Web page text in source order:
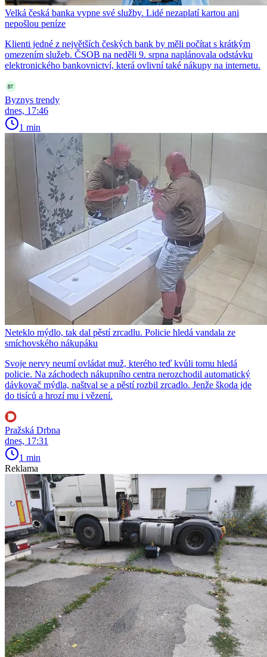
Velká česká banka vypne své služby. Lidé nezaplatí kartou ani
nepošlou peníze
Klienti jedné z největších českých bank by měli počítat s krátkým
omezením služeb. ČSOB na neděli 9. srpna naplánovala odstávku
elektronického bankovnictví, která ovlivní také nákupy na internetu.
Byznys trendy
dnes, 17:46
1 min
Neteklo mýdlo, tak dal pěstí zrcadlu. Policie hledá vandala ze
smíchovského nákupáku
Svoje nervy neumí ovládat muž, kterého teď kvůli tomu hledá
policie. Na záchodech nákupního centra nerozchodil automatický
dávkovač mýdla, naštval se a pěstí rozbil zrcadlo. Jenže škoda jde
do tisíců a hrozí mu i vězení.
Pražská Drbna
dnes, 17:31
1 min
Reklama